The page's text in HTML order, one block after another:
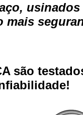
usinados
mais
são